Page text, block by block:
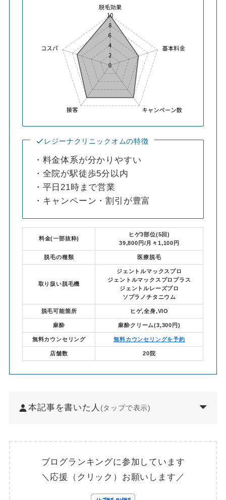
レジーナクリニックオムの特徴
・料金体系が分かりやすい
・全院が駅徒歩5分以内
・平日21時まで営業
・キャンペーン・割引が豊富
料金(一部抜粋)
ヒゲ3部位(5回)
39,800円/月々1,100円
脱毛の種類 医療脱毛
取り扱い脱毛機
ジェントルマックスプロ
ジェントルマックスプロプラス
ジェントルレーズプロ
ソプラノチタニウム
脱毛可能箇所 ヒゲ,全身,VIO
麻酔 麻酔クリーム(3,300円)
無料カウンセリング 無料カウンセリングを予約
店舗数 20院
本記事を書いた人 (タップで表示)
ブログランキングに参加しています
＼応援（クリック）お願いします／